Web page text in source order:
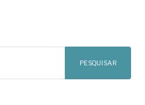
PESQUISAR